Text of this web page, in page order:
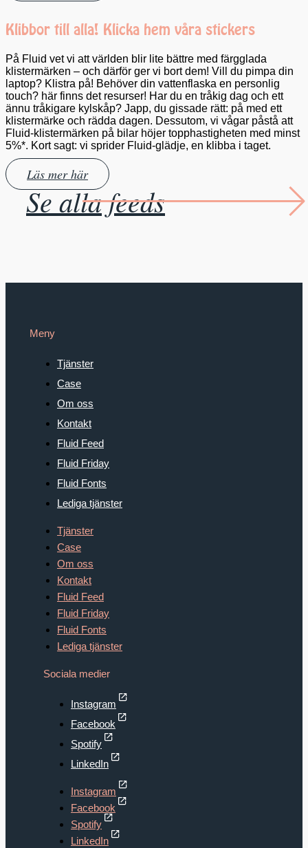
Klibbor till alla! Klicka hem våra stickers
På Fluid vet vi att världen blir lite bättre med färgglada
klistermärken – och därför ger vi bort dem! Vill du pimpa din
laptop? Klistra på! Behöver din vattenflaska en personlig
touch? här finns det resurser! Har du en tråkig dag och ett
ännu tråkigare kylskåp? Japp, du gissade rätt: på med ett
klistermärke och rädda dagen. Dessutom, vi vågar påstå att
Fluid-klistermärken på bilar höjer topphastigheten med minst
5%*. Kort sagt: vi sprider Fluid-glädje, en klibba i taget.
Läs mer här
Se alla feeds
Meny
Tjänster
Case
Om oss
Kontakt
Fluid Feed
Fluid Friday
Fluid Fonts
Lediga tjänster
Tjänster
Case
Om oss
Kontakt
Fluid Feed
Fluid Friday
Fluid Fonts
Lediga tjänster
Sociala medier
Instagram
Facebook
Spotify
LinkedIn
Instagram
Facebook
Spotify
LinkedIn